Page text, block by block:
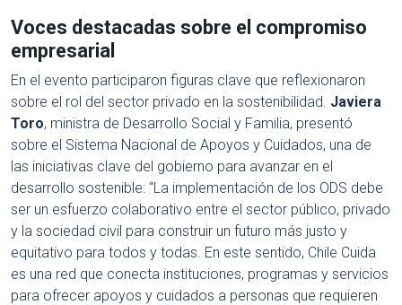
Voces destacadas sobre el compromiso
empresarial
En el evento participaron figuras clave que reflexionaron
sobre el rol del sector privado en la sostenibilidad. Javiera
Toro, ministra de Desarrollo Social y Familia, presentó
sobre el Sistema Nacional de Apoyos y Cuidados, una de
las iniciativas clave del gobierno para avanzar en el
desarrollo sostenible: “La implementación de los ODS debe
ser un esfuerzo colaborativo entre el sector público, privado
y la sociedad civil para construir un futuro más justo y
equitativo para todos y todas. En este sentido, Chile Cuida
es una red que conecta instituciones, programas y servicios
para ofrecer apoyos y cuidados a personas que requieren